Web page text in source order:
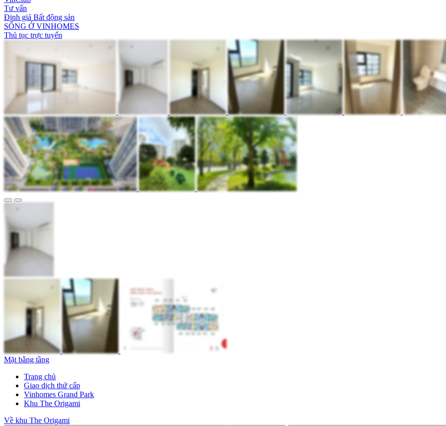
Tư vấn
Định giá Bất động sản
SỐNG Ở VINHOMES
Thủ tục trực tuyến
Mặt bằng tầng
Trang chủ
Giao dịch thứ cấp
Vinhomes Grand Park
Khu The Origami
Về khu The Origami